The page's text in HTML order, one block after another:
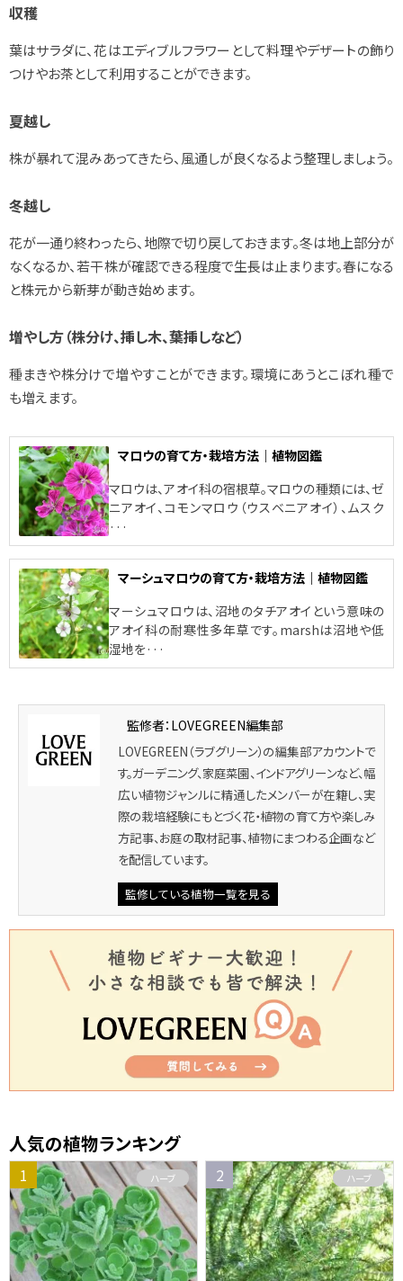
収穫
葉はサラダに、花はエディブルフラワーとして料理やデザートの飾り
つけやお茶として利用することができます。
夏越し
株が暴れて混みあってきたら、風通しが良くなるよう整理しましょう。
冬越し
花が一通り終わったら、地際で切り戻しておきます。冬は地上部分が
なくなるか、若干株が確認できる程度で生長は止まります。春になる
と株元から新芽が動き始めます。
増やし方（株分け、挿し木、葉挿しなど）
種まきや株分けで増やすことができます。環境にあうとこぼれ種で
も増えます。
マロウの育て方・栽培方法｜植物図鑑
マロウは、アオイ科の宿根草。マロウの種類には、ゼ
ニアオイ、コモンマロウ（ウスベニアオイ）、ムスク
···
マーシュマロウの育て方・栽培方法｜植物図鑑
マーシュマロウは、沼地のタチアオイという意味の
アオイ科の耐寒性多年草です。marshは沼地や低
湿地を···
監修者：LOVEGREEN編集部
LOVEGREEN（ラブグリーン）の編集部アカウントで
す。ガーデニング、家庭菜園、インドアグリーンなど、幅
広い植物ジャンルに精通したメンバーが在籍し、実
際の栽培経験にもとづく花・植物の育て方や楽しみ
方記事、お庭の取材記事、植物にまつわる企画など
を配信しています。
監修している植物一覧を見る
人気の植物ランキング
ハーブ ハーブ